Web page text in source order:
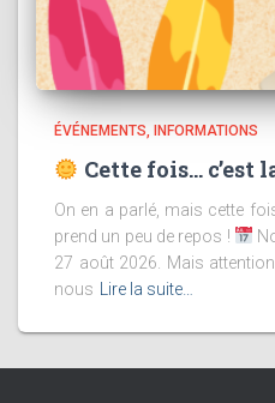
ÉVÉNEMENTS INFORMATIONS
Cette fois… c’est
On en a parlé, mais cette
prend un peu de repos !
27 août 2026. Mais
nous
Lire la suite…